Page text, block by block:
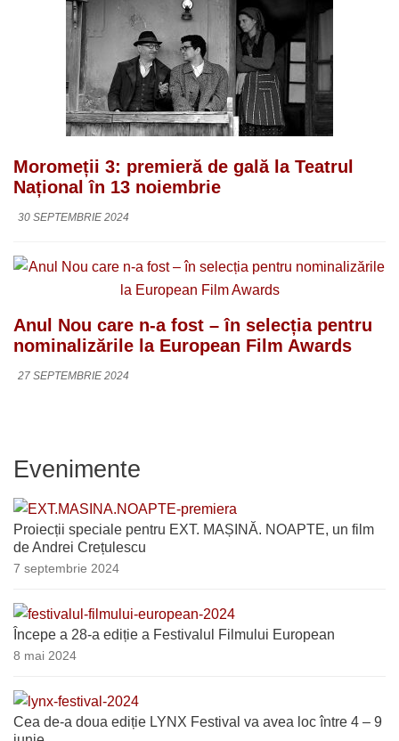
Moromeții 3: premieră de gală la Teatrul
Național în 13 noiembrie
30 SEPTEMBRIE 2024
Anul Nou care n-a fost – în selecția pentru
nominalizările la European Film Awards
27 SEPTEMBRIE 2024
Evenimente
Proiecții speciale pentru EXT. MAȘINĂ. NOAPTE, un film
de Andrei Crețulescu
7 septembrie 2024
Începe a 28-a ediție a Festivalul Filmului European
8 mai 2024
Cea de-a doua ediție LYNX Festival va avea loc între 4 – 9